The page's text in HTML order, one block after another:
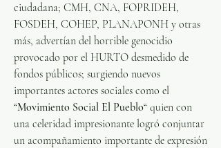
ciudadana; CMH, CNA, FOPRIDEH,
FOSDEH, COHEP, PLANAPONH y otras
más, advertían del horrible genocidio
provocado por el HURTO desmedido de
fondos públicos; surgiendo nuevos
importantes actores sociales como el
“Movimiento Social El Pueblo“ quien con
una celeridad impresionante logró conjuntar
un acompañamiento importante de expresión